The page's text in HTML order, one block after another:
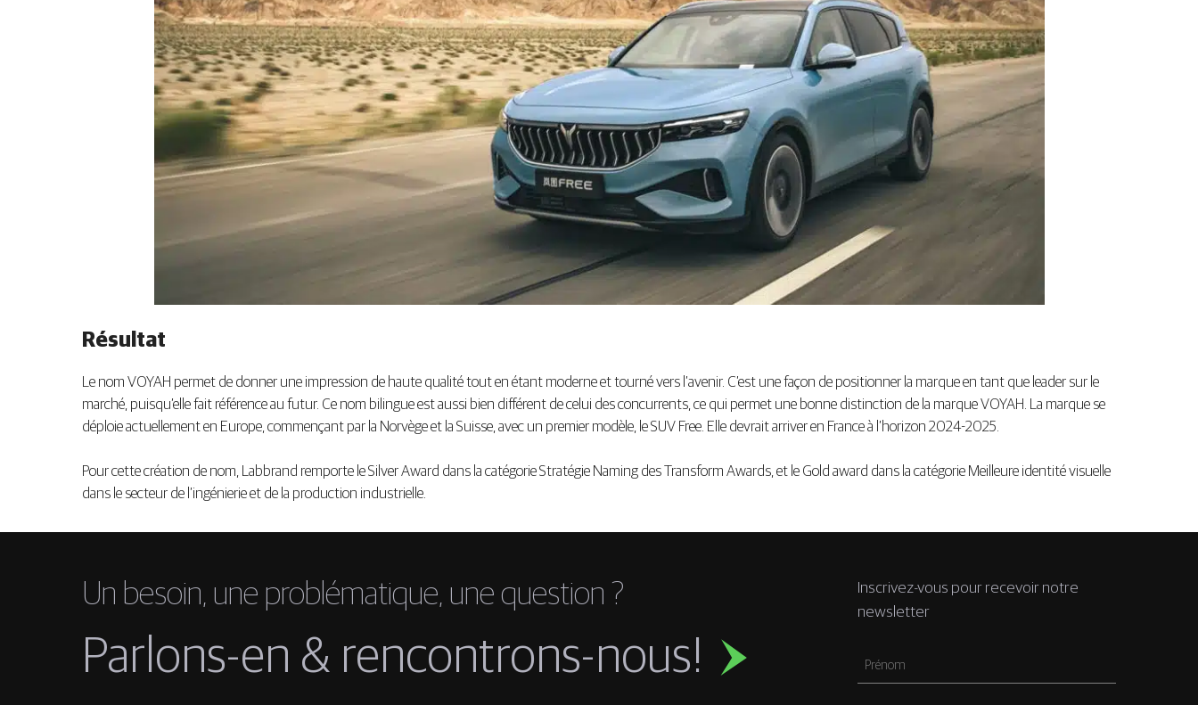
Résultat
Le nom VOYAH permet de donner une impression de haute qualité tout en étant moderne et tourné vers l’avenir. C’est une façon de positionner la marque en tant que leader sur le
marché, puisqu’elle fait référence au futur. Ce nom bilingue est aussi bien différent de celui des concurrents, ce qui permet une bonne distinction de la marque VOYAH. La marque se
déploie actuellement en Europe, commençant par la Norvège et la Suisse, avec un premier modèle, le SUV Free. Elle devrait arriver en France à l’horizon 2024-2025.
Pour cette création de nom, Labbrand remporte le Silver Award dans la catégorie Stratégie Naming des Transform Awards, et le Gold award dans la catégorie Meilleure identité visuelle
dans le secteur de l’ingénierie et de la production industrielle.
Un besoin, une problématique, une question ?
Parlons-en & rencontrons-nous!
Inscrivez-vous pour recevoir notre
newsletter
Prénom